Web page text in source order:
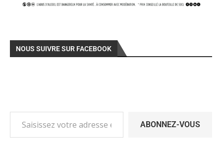
NOUS SUIVRE SUR FACEBOOK
ABONNEZ-VOUS